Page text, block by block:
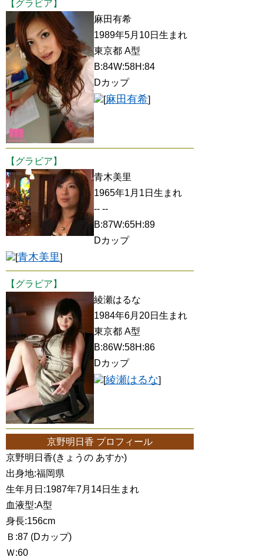
【グラビア】
麻田有希
1989年5月10日生まれ
東京都 A型
B:84W:58H:84
Dカップ
[麻田有希]
【グラビア】
青木美里
1965年1月1日生まれ
-- --
B:87W:65H:89
Dカップ
[青木美里]
【グラビア】
綾瀬はるな
1984年6月20日生まれ
東京都 A型
B:86W:58H:86
Dカップ
[綾瀬はるな]
京野明日香 プロフィール
京野明日香(きょうの あすか)
出身地:福岡県
生年月日:1987年7月14日生まれ
血液型:A型
身長:156cm
Ｂ:87 (Dカップ)
Ｗ:60